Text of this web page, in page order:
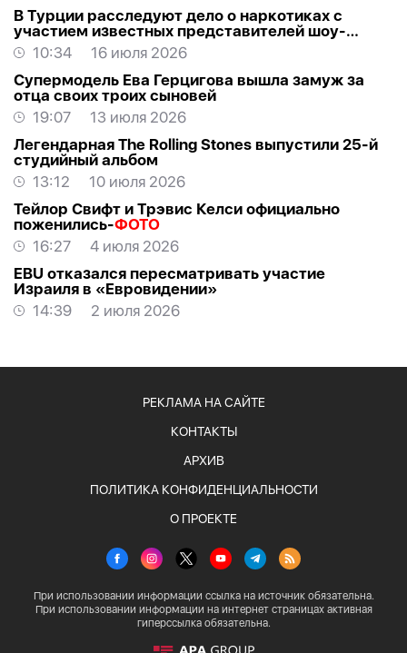
В Турции расследуют дело о наркотиках с
участием известных представителей шоу-
бизнеса
10:34
16 июля 2026
Супермодель Ева Герцигова вышла замуж за
отца своих троих сыновей
19:07
13 июля 2026
Легендарная The Rolling Stones выпустили 25-й
студийный альбом
13:12
10 июля 2026
Тейлор Свифт и Трэвис Келси официально
поженились-ФОТО
16:27
4 июля 2026
EBU отказался пересматривать участие
Израиля в «Евровидении»
14:39
2 июля 2026
РЕКЛАМА НА САЙТЕ
КОНТАКТЫ
АРХИВ
ПОЛИТИКА КОНФИДЕНЦИАЛЬНОСТИ
О ПРОЕКТЕ
При использовании информации ссылка на источник обязательна.
При использовании информации на интернет страницах активная
гиперссылка обязательна.